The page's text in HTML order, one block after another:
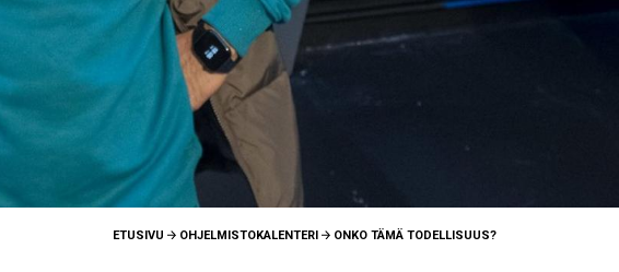
ETUSIVU OHJELMISTOKALENTERI ONKO TÄMÄ TODELLISUUS?